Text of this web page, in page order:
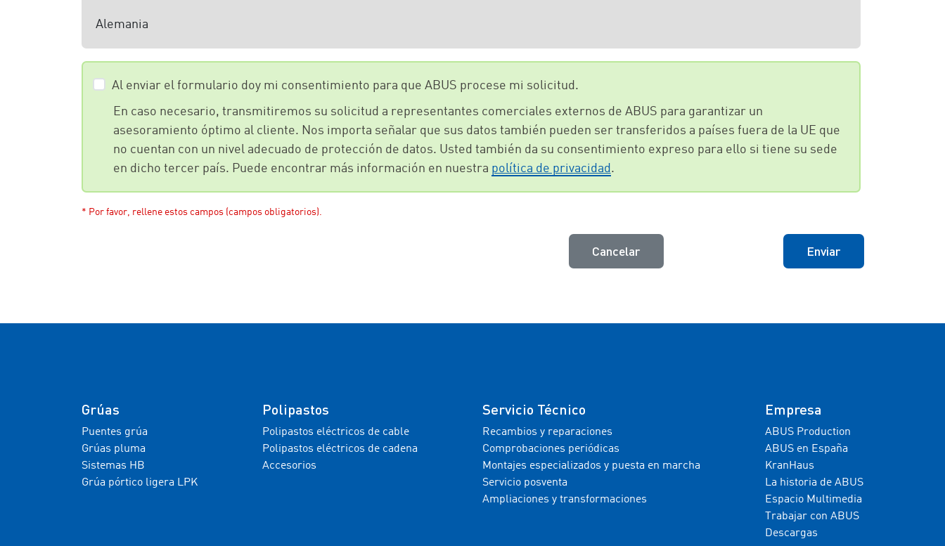
Alemania
Al enviar el formulario doy mi consentimiento para que ABUS procese mi solicitud.
En caso necesario, transmitiremos su solicitud a representantes comerciales externos de ABUS para garantizar un
asesoramiento óptimo al cliente. Nos importa señalar que sus datos también pueden ser transferidos a países fuera de la UE que
no cuentan con un nivel adecuado de protección de datos. Usted también da su consentimiento expreso para ello si tiene su sede
en dicho tercer país. Puede encontrar más información en nuestra política de privacidad .
* Por favor, rellene estos campos (campos obligatorios).
Cancelar Enviar
Grúas
Puentes grúa
Grúas pluma
Sistemas HB
Grúa pórtico ligera LPK
Polipastos
Polipastos eléctricos de cable
Polipastos eléctricos de cadena
Accesorios
Servicio Técnico
Recambios y reparaciones
Comprobaciones periódicas
Montajes especializados y puesta en marcha
Servicio posventa
Ampliaciones y transformaciones
Empresa
ABUS Production
ABUS en España
KranHaus
La historia de ABUS
Espacio Multimedia
Trabajar con ABUS
Descargas